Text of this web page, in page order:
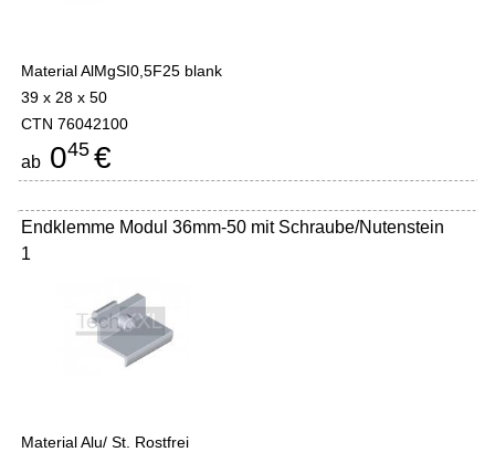
Material AlMgSI0,5F25 blank
39 x 28 x 50
CTN 76042100
ab 045 €
Endklemme Modul 36mm-50 mit Schraube/Nutenstein
1
Material Alu/ St. Rostfrei